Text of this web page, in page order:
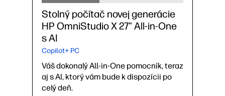
Stolný počítač novej generácie
HP OmniStudio X 27" All-in-One
s AI
Copilot+ PC
Váš dokonalý All-in-One pomocník, teraz
aj s AI, ktorý vám bude k dispozícii po
celý deň.